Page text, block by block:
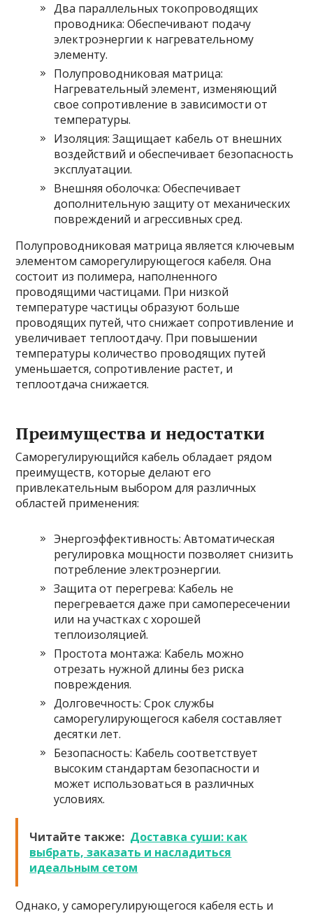
Два параллельных токопроводящих
проводника: Обеспечивают подачу
электроэнергии к нагревательному
элементу.
Полупроводниковая матрица:
Нагревательный элемент, изменяющий
свое сопротивление в зависимости от
температуры.
Изоляция: Защищает кабель от внешних
воздействий и обеспечивает безопасность
эксплуатации.
Внешняя оболочка: Обеспечивает
дополнительную защиту от механических
повреждений и агрессивных сред.
Полупроводниковая матрица является ключевым
элементом саморегулирующегося кабеля. Она
состоит из полимера, наполненного
проводящими частицами. При низкой
температуре частицы образуют больше
проводящих путей, что снижает сопротивление и
увеличивает теплоотдачу. При повышении
температуры количество проводящих путей
уменьшается, сопротивление растет, и
теплоотдача снижается.
Преимущества и недостатки
Саморегулирующийся кабель обладает рядом
преимуществ, которые делают его
привлекательным выбором для различных
областей применения:
Энергоэффективность: Автоматическая
регулировка мощности позволяет снизить
потребление электроэнергии.
Защита от перегрева: Кабель не
перегревается даже при самопересечении
или на участках с хорошей
теплоизоляцией.
Простота монтажа: Кабель можно
отрезать нужной длины без риска
повреждения.
Долговечность: Срок службы
саморегулирующегося кабеля составляет
десятки лет.
Безопасность: Кабель соответствует
высоким стандартам безопасности и
может использоваться в различных
условиях.
Читайте также: Доставка суши: как
выбрать, заказать и насладиться
идеальным сетом
Однако, у саморегулирующегося кабеля есть и